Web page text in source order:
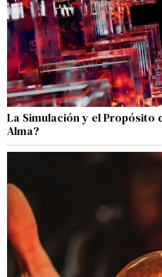
La Simulación y el Propósito
Alma?